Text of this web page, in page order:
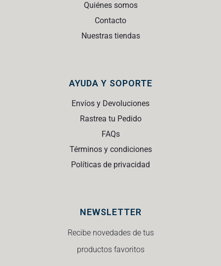
Quiénes somos
Contacto
Nuestras tiendas
AYUDA Y SOPORTE
Envíos y Devoluciones
Rastrea tu Pedido
FAQs
Términos y condiciones
Políticas de privacidad
NEWSLETTER
Recibe novedades de tus
productos favoritos